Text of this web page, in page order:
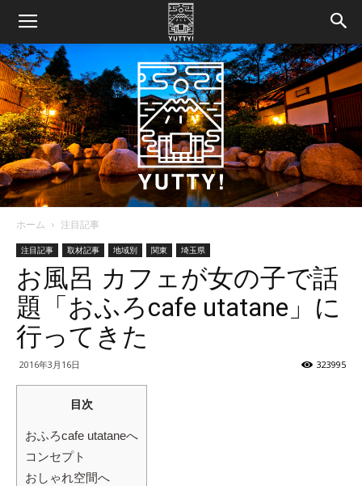
Yutty!
【ユ
ホーム 注目記事
注目記事 取材記事 地域別 関東 埼玉県
お風呂 カフェが女の子で話
題「おふろcafe utatane」に
行ってきた
2016年3月16日 323995
目次
おふろcafe utataneへ
コンセプト
おしゃれ空間へ